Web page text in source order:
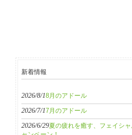
新着情報
2026/8/18月のアドール
2026/7/1 7月のアドール
2026/6/29夏の疲れを癒す、フェイシ